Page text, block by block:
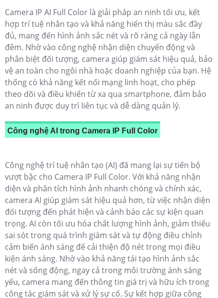
Camera IP AI Full Color là giải pháp an ninh tối ưu, kết
hợp trí tuệ nhân tạo và khả năng hiển thị màu sắc đầy
đủ, mang đến hình ảnh sắc nét và rõ ràng cả ngày lẫn
đêm. Nhờ vào công nghệ nhận diện chuyển động và
phân biệt đối tượng, camera giúp giám sát hiệu quả, bảo
vệ an toàn cho ngôi nhà hoặc doanh nghiệp của bạn. Hệ
thống có khả năng kết nối mạng linh hoạt, cho phép
theo dõi và điều khiển từ xa qua smartphone, đảm bảo
an ninh được duy trì liên tục và dễ dàng quản lý.
Công nghệ AI trong Camera IP Full Color
Công nghệ trí tuệ nhân tạo (AI) đã mang lại sự tiến bộ
vượt bậc cho Camera IP Full Color. Với khả năng nhận
diện và phân tích hình ảnh nhanh chóng và chính xác,
camera AI giúp giám sát hiệu quả hơn, từ việc nhận diện
đối tượng đến phát hiện và cảnh báo các sự kiện quan
trọng. AI còn tối ưu hóa chất lượng hình ảnh, giảm thiểu
sai sót trong quá trình giám sát và tự động điều chỉnh
cảm biến ánh sáng để cải thiện độ nét trong mọi điều
kiện ánh sáng. Nhờ vào khả năng tái tạo hình ảnh sắc
nét và sống động, ngay cả trong môi trường ánh sáng
yếu, camera mang đến thông tin giá trị và hữu ích trong
công tác giám sát và xử lý sự cố. Sự kết hợp giữa công